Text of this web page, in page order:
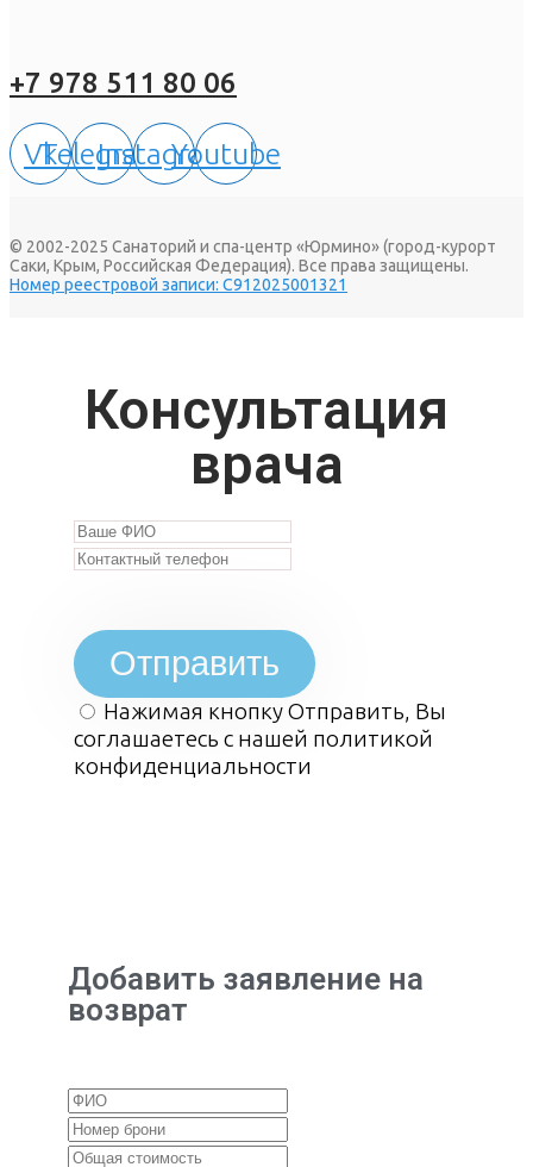
+7 978 511 80 06
VkTelegram
Instagram
Youtube
© 2002-2025 Санаторий и спа-центр «Юрмино» (город-курорт
Саки, Крым, Российская Федерация). Все права защищены.
Номер реестровой записи: С912025001321
Консультация
врача
Отправить
Нажимая кнопку Отправить, Вы
соглашаетесь с нашей политикой
конфиденциальности
Добавить заявление на
возврат